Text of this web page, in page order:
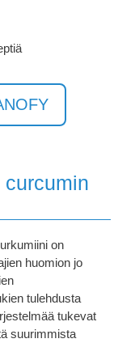
curcumin
on
huomion jo
tulehdusta
tukevat
suurimmista